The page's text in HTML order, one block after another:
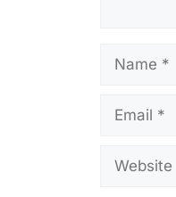
Name
Email
Website